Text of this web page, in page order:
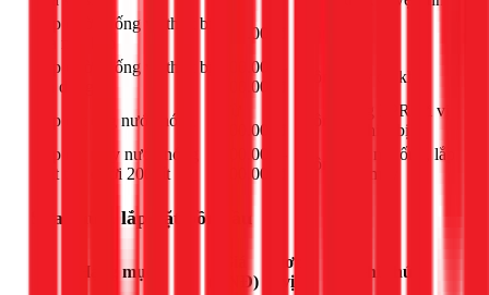
Lắp đường ống và thiết bị
200.000đ
Lắp đường ống và thiết bị
gia dụng
200.000 -
600.000đ
Tùy độ khó
Lắp đặt ống nước nóng
200.000đ
Ống PPR tới vị
trí thiết bị
Lắp đặt máy nước nóng
mặt trời dưới 200 lít
300.000 -
500.000đ
công
Kết nối ống, lắp
đặt máy
Sửa chữa, lắp đặt bồn cầu
Hạng mục
(VNĐ)
Đơn
vị
Ghi chú